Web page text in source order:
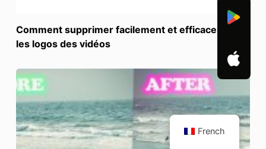
Comment supprimer facilement et efficacement
les logos des vidéos
French